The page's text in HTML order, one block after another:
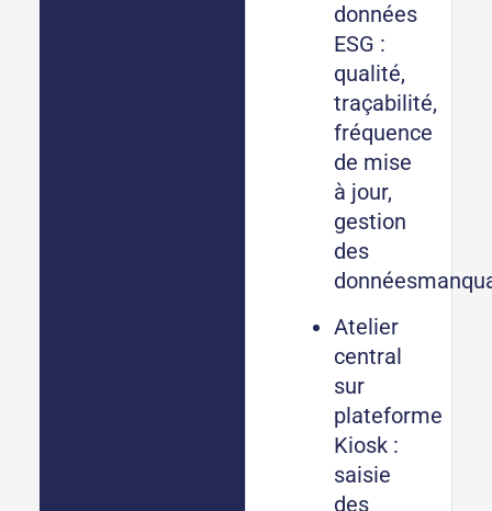
données
ESG :
qualité,
traçabilité,
fréquence
de mise
à jour,
gestion
des
Atelier
central
sur
plateforme
Kiosk :
saisie
des